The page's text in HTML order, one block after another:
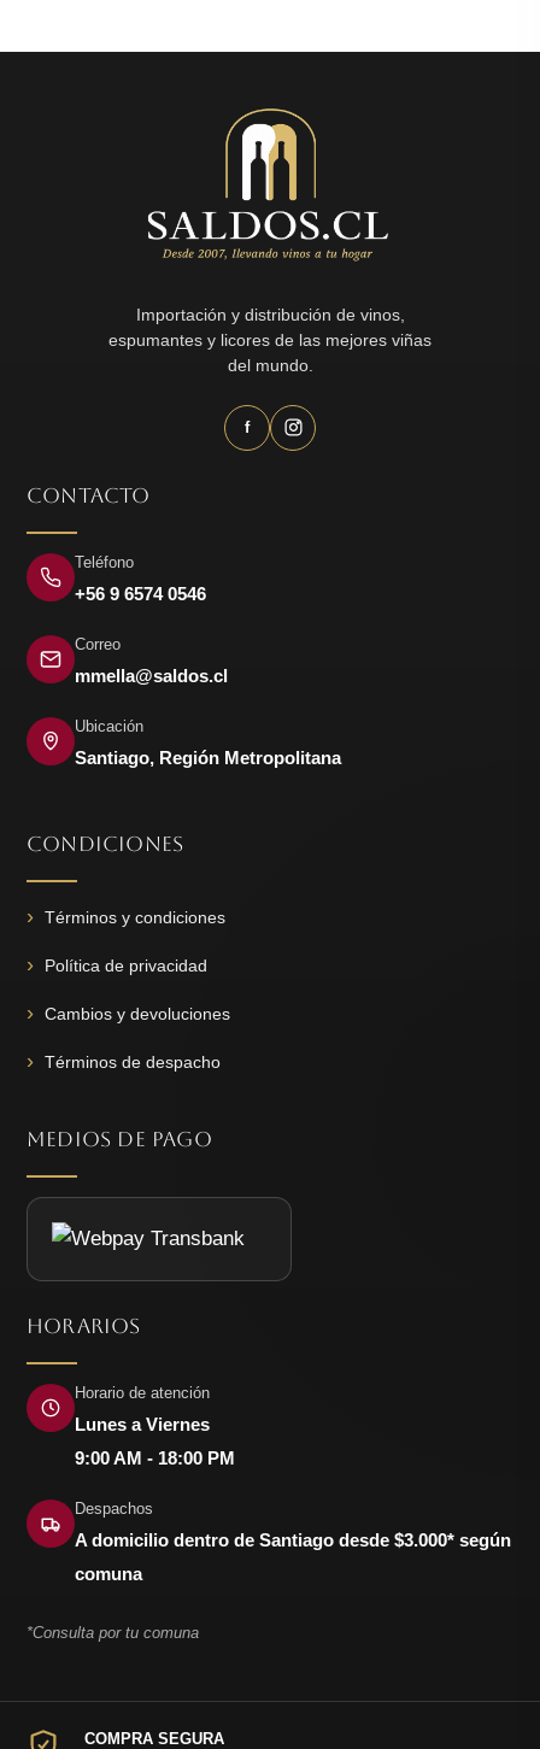
Importación y distribución de vinos,
espumantes y licores de las mejores viñas
del mundo.
f
CONTACTO
Teléfono
+56 9 6574 0546
Correo
mmella@saldos.cl
Ubicación
Santiago, Región Metropolitana
CONDICIONES
Términos y condiciones
Política de privacidad
Cambios y devoluciones
Términos de despacho
MEDIOS DE PAGO
HORARIOS
Horario de atención
Lunes a Viernes
9:00 AM - 18:00 PM
Despachos
A domicilio dentro de Santiago desde $3.000* según
comuna
*Consulta por tu comuna
COMPRA SEGURA